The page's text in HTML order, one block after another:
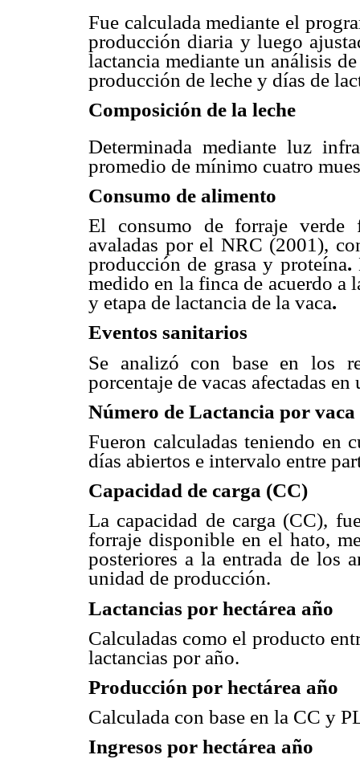
Fue calculada mediante el
producción diaria y luego
lactancia mediante un análisis
producción de leche y días de
Composición de la leche
Determinada mediante luz
promedio de mínimo cuatro
Consumo de alimento
El consumo de forraje verde
avaladas por el NRC (2001),
producción de grasa y proteína.
medido en la finca de acuerdo
y etapa de lactancia de la vaca.
Eventos sanitarios
Se analizó con base en los
porcentaje de vacas afectadas en
Número de Lactancia por vaca
Fueron calculadas teniendo en
días abiertos e intervalo entre
Capacidad de carga (CC)
La capacidad de carga (CC),
forraje disponible en el hato,
posteriores a la entrada de los
unidad de producción.
Lactancias por hectárea año
Calculadas como el producto
lactancias por año.
Producción por hectárea año
Calculada con base en la CC y
Ingresos por hectárea año